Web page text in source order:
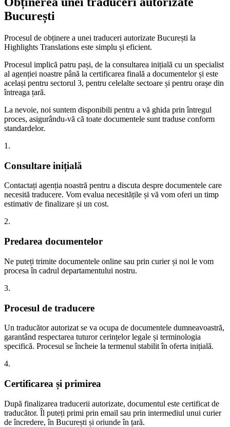
București
Procesul de obținere a unei traduceri autorizate București la
Highlights Translations este simplu și eficient.
Procesul implică patru pași, de la consultarea inițială cu un specialist
al agenției noastre până la certificarea finală a documentelor și este
același pentru sectorul 3, pentru celelalte sectoare și pentru orașe din
întreaga țară.
La nevoie, noi suntem disponibili pentru a vă ghida prin întregul
proces, asigurându-vă că toate documentele sunt traduse conform
standardelor.
1.
Consultare inițială
Contactați agenția noastră pentru a discuta despre documentele care
necesită traducere. Vom evalua necesitățile și vă vom oferi un timp
estimativ de finalizare și un cost.
2.
Predarea documentelor
Ne puteți trimite documentele online sau prin curier și noi le vom
procesa în cadrul departamentului nostru.
3.
Procesul de traducere
Un traducător autorizat se va ocupa de documentele dumneavoastră,
garantând respectarea tuturor cerințelor legale și terminologia
specifică. Procesul se încheie la termenul stabilit în oferta inițială.
4.
Certificarea și primirea
După finalizarea traducerii autorizate, documentul este certificat de
traducător. Îl puteți primi prin email sau prin intermediul unui curier
de încredere, în București și oriunde în țară.